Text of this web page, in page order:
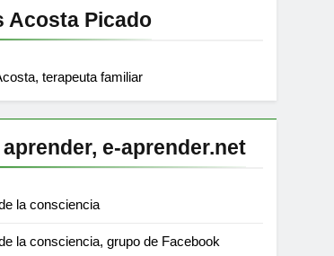
Acosta Picado
terapeuta familiar
e-aprender.net
la consciencia
la consciencia, grupo de Facebook